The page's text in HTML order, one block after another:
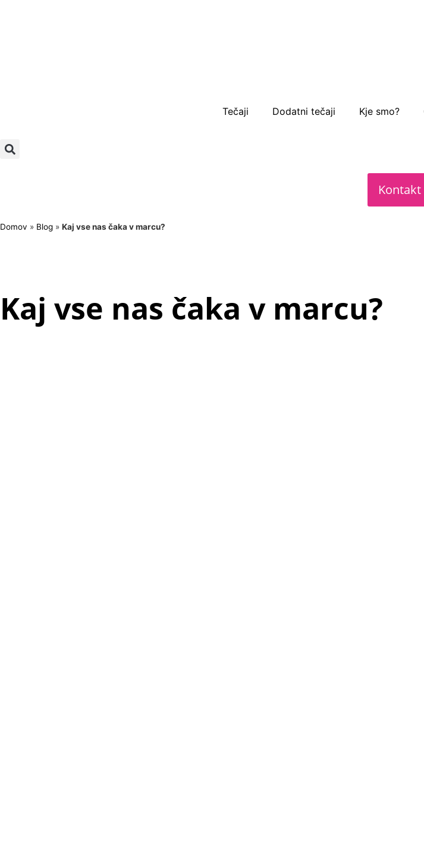
Tečaji Dodatni tečaji Kje smo?
Kontakt
Domov » Blog » Kaj vse nas čaka v marcu?
Kaj vse nas čaka v marcu?